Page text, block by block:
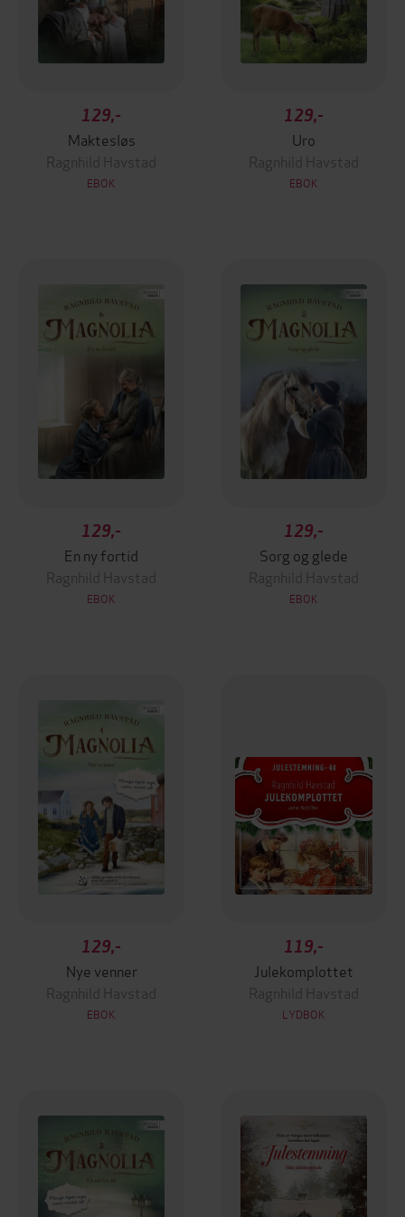
129,-
Maktesløs
Ragnhild Havstad
EBOK
129,-
Uro
Ragnhild Havstad
EBOK
129,-
En ny fortid
Ragnhild Havstad
EBOK
129,-
Sorg og glede
Ragnhild Havstad
EBOK
129,-
Nye venner
Ragnhild Havstad
EBOK
119,-
Julekomplottet
Ragnhild Havstad
LYDBOK